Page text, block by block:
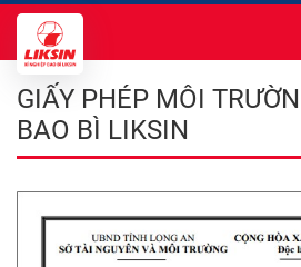
GIẤY PHÉP MÔI
BAO BÌ LIKSIN